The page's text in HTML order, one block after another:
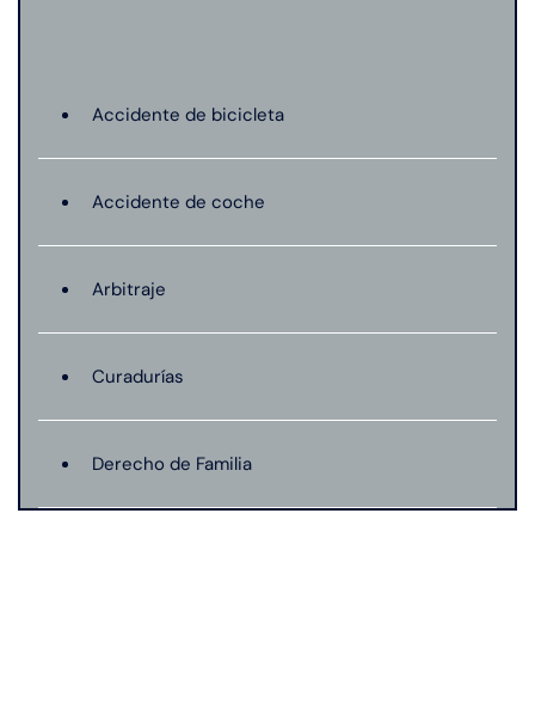
Accidente de bicicleta
Accidente de coche
Arbitraje
Curadurías
Derecho de Familia